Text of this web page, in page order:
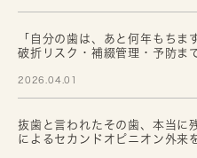
「自分の歯は、あと何年もち
破折リスク・補綴管理・予防ま
2026.04.01
抜歯と言われたその歯、本当
によるセカンドオピニオン外来